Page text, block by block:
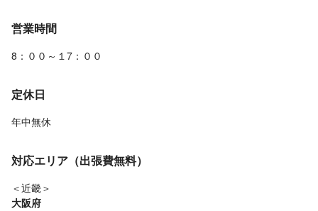
営業時間
8：００～１7：００
定休日
年中無休
対応エリア（出張費無料）
＜近畿＞
大阪府